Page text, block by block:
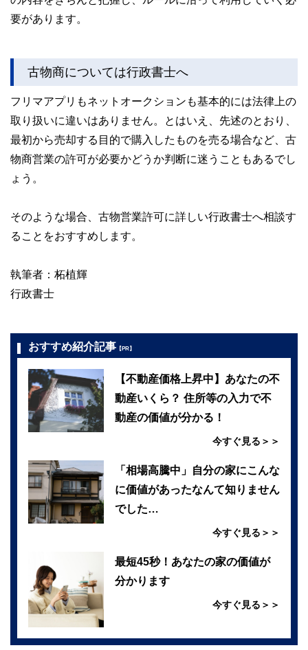
要があります。
古物商については行政書士へ
フリマアプリもネットオークションも基本的には法律上の
取り扱いに違いはありません。とはいえ、先述のとおり、
最初から売却する目的で購入したものを売る場合など、古
物商営業の許可が必要かどうか判断に迷うこともあるでし
ょう。
そのような場合、古物営業許可に詳しい行政書士へ相談す
ることをおすすめします。
執筆者：柘植輝
行政書士
おすすめ紹介記事 【PR】
【不動産価格上昇中】あなたの不
動産いくら？ 住所等の入力で不
動産の価値が分かる！
今すぐ見る＞＞
「相場高騰中」自分の家にこんな
に価値があったなんて知りません
でした…
今すぐ見る＞＞
最短45秒！あなたの家の価値が
分かります
今すぐ見る＞＞